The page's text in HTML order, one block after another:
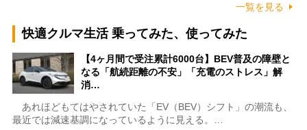
一覧を見る
快適クルマ生活 乗ってみた、使ってみた
【4ヶ月間で受注累計6000台】BEV普及の障壁と
なる「航続距離の不安」「充電のストレス」解
消…
あれほどもてはやされていた「EV（BEV）シフト」の潮流も、
最近では減速基調になっているように見える。…